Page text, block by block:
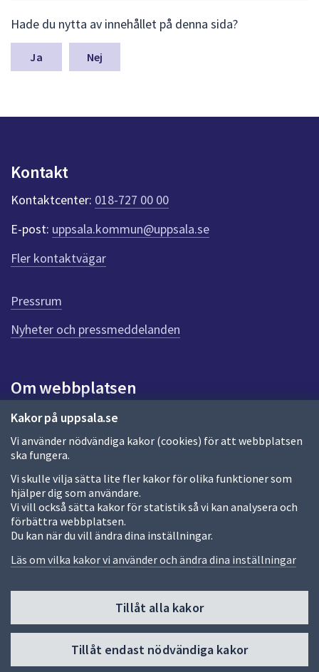
Kakor på uppsala.se
Vi använder nödvändiga kakor (cookies) för att webbplatsen
ska fungera.
Vi skulle vilja sätta lite fler kakor för olika funktioner som
hjälper dig som användare.
Vi vill också sätta kakor för statistik så vi kan analysera och
förbättra webbplatsen.
Du kan när du vill ändra dina inställningar.
Läs om vilka kakor vi använder och ändra dina inställningar
Tillåt alla kakor
Tillåt endast nödvändiga kakor
ä
m
a
n
k
e
r
f
ö
r
e
n
n
a
d
a
Hade du nytta av innehållet på denna sida?
Nej
Kontakt
Kontaktcenter: 018-727 00 00
E-post: uppsala.kommun@uppsala.se
Fler kontaktvägar
Pressrum
Nyheter och pressmeddelanden
Om webbplatsen
Om webbplatsen
Allmänna handlingar och diarium
Behandling av personuppgifter
Kakor
Språk (other languages)
Tillgänglighetsredogörelse
Fler sätt att följa oss